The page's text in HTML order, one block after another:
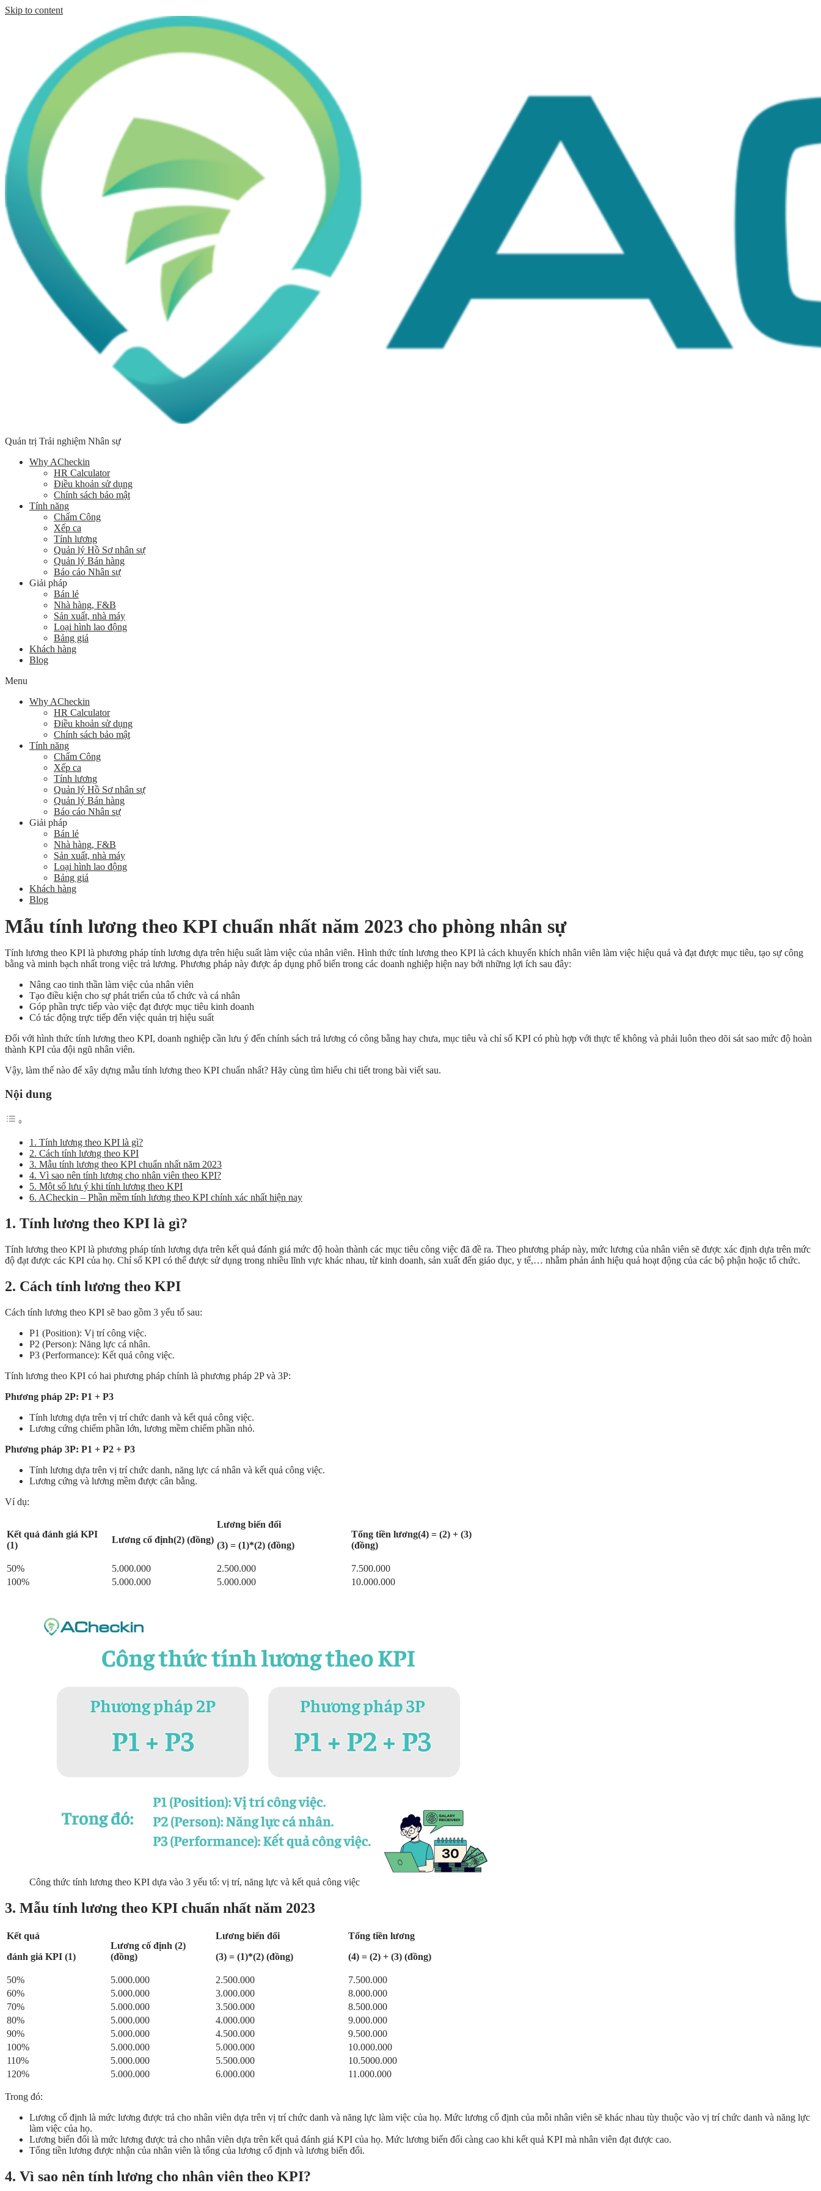
Skip to content
Quản trị Trải nghiệm Nhân sự
Why ACheckin
HR Calculator
Điều khoản sử dụng
Chính sách bảo mật
Tính năng
Chấm Công
Xếp ca
Tính lương
Quản lý Hồ Sơ nhân sự
Quản lý Bán hàng
Báo cáo Nhân sự
Giải pháp
Bán lẻ
Nhà hàng, F&B
Sản xuất, nhà máy
Loại hình lao động
Bảng giá
Khách hàng
Blog
Menu
Why ACheckin
HR Calculator
Điều khoản sử dụng
Chính sách bảo mật
Tính năng
Chấm Công
Xếp ca
Tính lương
Quản lý Hồ Sơ nhân sự
Quản lý Bán hàng
Báo cáo Nhân sự
Giải pháp
Bán lẻ
Nhà hàng, F&B
Sản xuất, nhà máy
Loại hình lao động
Bảng giá
Khách hàng
Blog
Mẫu tính lương theo KPI chuẩn nhất năm 2023 cho phòng nhân sự
Tính lương theo KPI là phương pháp tính lương dựa trên hiệu suất làm việc của nhân viên. Hình thức tính lương theo KPI là cách khuyến khích nhân viên làm việc hiệu quả và đạt được mục tiêu, tạo sự công
bằng và minh bạch nhất trong việc trả lương. Phương pháp này được áp dụng phổ biến trong các doanh nghiệp hiện nay bởi những lợi ích sau đây:
Nâng cao tinh thần làm việc của nhân viên
Tạo điều kiện cho sự phát triển của tổ chức và cá nhân
Góp phần trực tiếp vào việc đạt được mục tiêu kinh doanh
Có tác động trực tiếp đến việc quản trị hiệu suất
Đối với hình thức tính lương theo KPI, doanh nghiệp cần lưu ý đến chính sách trả lương có công bằng hay chưa, mục tiêu và chỉ số KPI có phù hợp với thực tế không và phải luôn theo dõi sát sao mức độ hoàn
thành KPI của đội ngũ nhân viên.
Vậy, làm thế nào để xây dựng mẫu tính lương theo KPI chuẩn nhất? Hãy cùng tìm hiểu chi tiết trong bài viết sau.
Nội dung
1. Tính lương theo KPI là gì?
2. Cách tính lương theo KPI
3. Mẫu tính lương theo KPI chuẩn nhất năm 2023
4. Vì sao nên tính lương cho nhân viên theo KPI?
5. Một số lưu ý khi tính lương theo KPI
6. ACheckin – Phần mềm tính lương theo KPI chính xác nhất hiện nay
1. Tính lương theo KPI là gì?
Tính lương theo KPI là phương pháp tính lương dựa trên kết quả đánh giá mức độ hoàn thành các mục tiêu công việc đã đề ra. Theo phương pháp này, mức lương của nhân viên sẽ được xác định dựa trên mức
độ đạt được các KPI của họ. Chỉ số KPI có thể được sử dụng trong nhiều lĩnh vực khác nhau, từ kinh doanh, sản xuất đến giáo dục, y tế,… nhằm phản ánh hiệu quả hoạt động của các bộ phận hoặc tổ chức.
2. Cách tính lương theo KPI
Cách tính lương theo KPI sẽ bao gồm 3 yếu tố sau:
P1 (Position): Vị trí công việc.
P2 (Person): Năng lực cá nhân.
P3 (Performance): Kết quả công việc.
Tính lương theo KPI có hai phương pháp chính là phương pháp 2P và 3P:
Phương pháp 2P: P1 + P3
Tính lương dựa trên vị trí chức danh và kết quả công việc.
Lương cứng chiếm phần lớn, lương mềm chiếm phần nhỏ.
Phương pháp 3P: P1 + P2 + P3
Tính lương dựa trên vị trí chức danh, năng lực cá nhân và kết quả công việc.
Lương cứng và lương mềm được cân bằng.
Ví dụ:
Kết quả đánh giá KPI
(1)
Lương cố định(2) (đồng)
Lương biến đổi
(3) = (1)*(2) (đồng)
Tổng tiền lương(4) = (2) + (3)
(đồng)
50% 5.000.000 2.500.000
7.500.000
100%
5.000.000 5.000.000 10.000.000
Công thức tính lương theo KPI dựa vào 3 yếu tố: vị trí, năng lực và kết quả công việc
3. Mẫu tính lương theo KPI chuẩn nhất năm 2023
Kết quả
đánh giá KPI (1)
Lương cố định (2)
(đồng)
Lương biến đổi
(3) = (1)*(2) (đồng)
Tổng tiền lương
(4) = (2) + (3) (đồng)
50% 5.000.000 2.500.000
7.500.000
60%
5.000.000 3.000.000
8.000.000
70%
5.000.000 3.500.000
8.500.000
80%
5.000.000 4.000.000
9.000.000
90%
5.000.000 4.500.000
9.500.000
100%
5.000.000 5.000.000
10.000.000
110%
5.000.000 5.500.000
10.5000.000
120%
5.000.000 6.000.000 11.000.000
Trong đó:
Lương cố định là mức lương được trả cho nhân viên dựa trên vị trí chức danh và năng lực làm việc của họ. Mức lương cố định của mỗi nhân viên sẽ khác nhau tùy thuộc vào vị trí chức danh và năng lực
làm việc của họ.
Lương biến đổi là mức lương được trả cho nhân viên dựa trên kết quả đánh giá KPI của họ. Mức lương biến đổi càng cao khi kết quả KPI mà nhân viên đạt được cao.
Tổng tiền lương được nhận của nhân viên là tổng của lương cố định và lương biến đổi.
4. Vì sao nên tính lương cho nhân viên theo KPI?